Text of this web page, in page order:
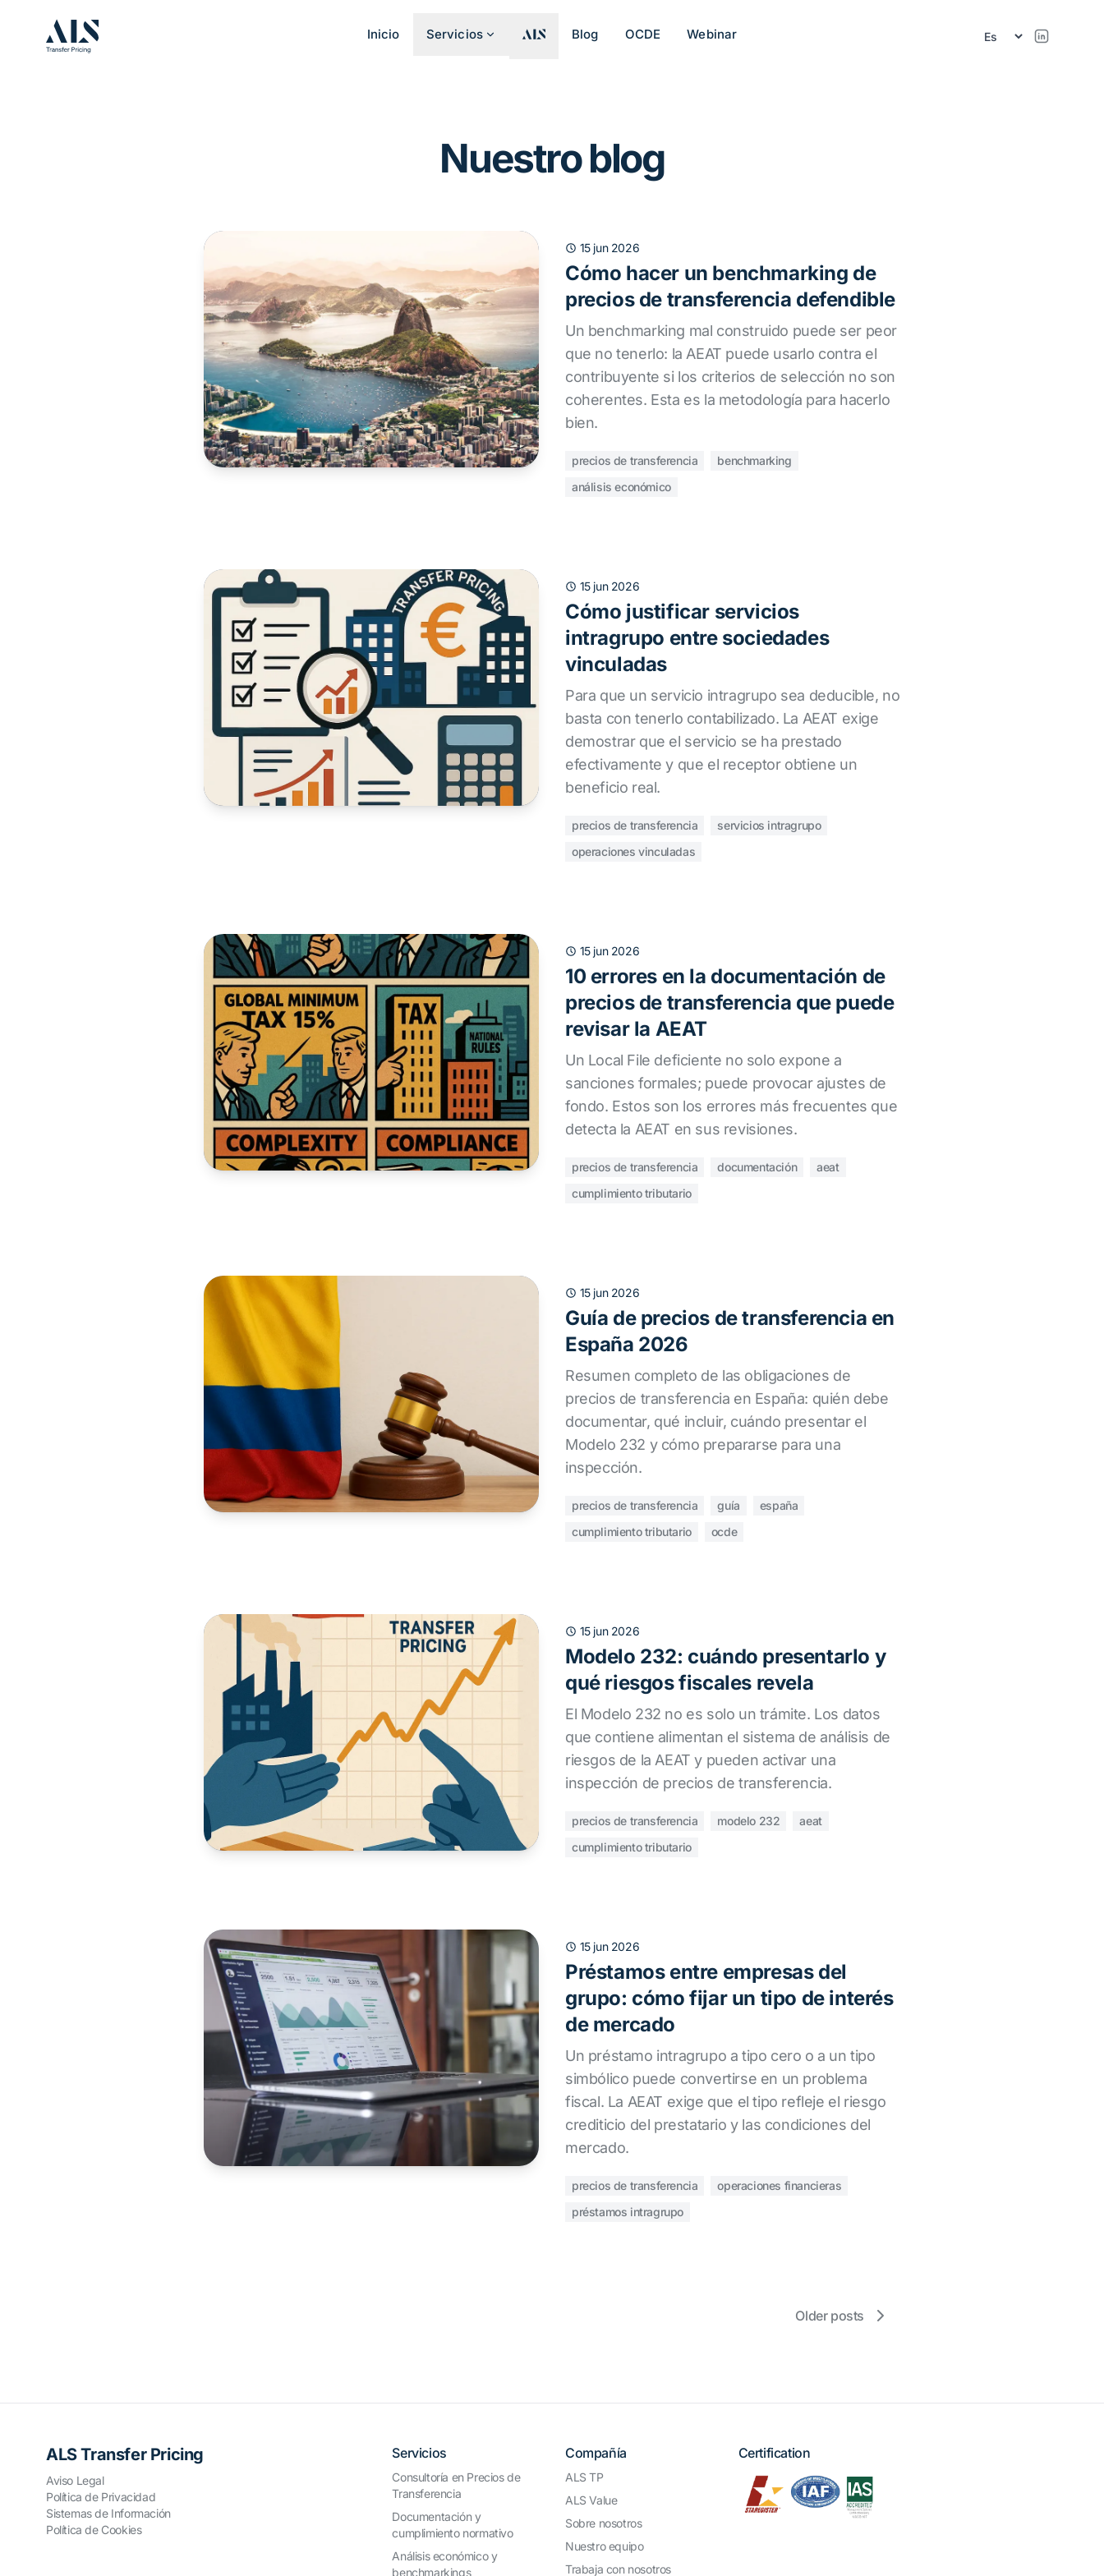
Inicio Servicios Blog OCDE Webinar
Nuestro blog
15 jun 2026
Cómo hacer un benchmarking de
precios de transferencia defendible
Un benchmarking mal construido puede ser peor
que no tenerlo: la AEAT puede usarlo contra el
contribuyente si los criterios de selección no son
coherentes. Esta es la metodología para hacerlo
bien.
precios de transferencia
benchmarking
análisis económico
15 jun 2026
Cómo justificar servicios
intragrupo entre sociedades
vinculadas
Para que un servicio intragrupo sea deducible, no
basta con tenerlo contabilizado. La AEAT exige
demostrar que el servicio se ha prestado
efectivamente y que el receptor obtiene un
beneficio real.
precios de transferencia
servicios intragrupo
operaciones vinculadas
15 jun 2026
10 errores en la documentación de
precios de transferencia que puede
revisar la AEAT
Un Local File deficiente no solo expone a
sanciones formales; puede provocar ajustes de
fondo. Estos son los errores más frecuentes que
detecta la AEAT en sus revisiones.
precios de transferencia documentación
aeat
cumplimiento tributario
15 jun 2026
Guía de precios de transferencia en
España 2026
Resumen completo de las obligaciones de
precios de transferencia en España: quién debe
documentar, qué incluir, cuándo presentar el
Modelo 232 y cómo prepararse para una
inspección.
precios de transferencia guía
españa
cumplimiento tributario
ocde
15 jun 2026
Modelo 232: cuándo presentarlo y
qué riesgos fiscales revela
El Modelo 232 no es solo un trámite. Los datos
que contiene alimentan el sistema de análisis de
riesgos de la AEAT y pueden activar una
inspección de precios de transferencia.
precios de transferencia modelo 232
aeat
cumplimiento tributario
15 jun 2026
Préstamos entre empresas del
grupo: cómo fijar un tipo de interés
de mercado
Un préstamo intragrupo a tipo cero o a un tipo
simbólico puede convertirse en un problema
fiscal. La AEAT exige que el tipo refleje el riesgo
crediticio del prestatario y las condiciones del
mercado.
precios de transferencia
operaciones financieras
préstamos intragrupo
Older posts
ALS Transfer Pricing
Aviso Legal
Política de Privacidad
Sistemas de Información
Política de Cookies
Servicios
Consultoría en Precios de
Transferencia
Documentación y
cumplimiento normativo
Análisis económico y
benchmarkings
Compañía
ALS TP
ALS Value
Sobre nosotros
Nuestro equipo
Trabaja con nosotros
Certification